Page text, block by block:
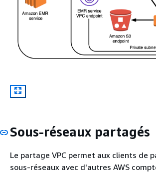
Sous-réseaux partagés
Le partage VPC permet aux clients de
sous-réseaux avec d'autres AWS